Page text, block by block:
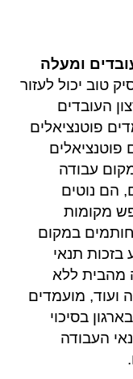
ומעלה
טוב יכול לעזור
העובדים
פוטנציאלים
פוטנציאלים
עבודה
הם נוטים
מקומות
במקום
בזכות תנאי
מהבית ללא
ועוד, מועמדים
בסיכוי
העבודה